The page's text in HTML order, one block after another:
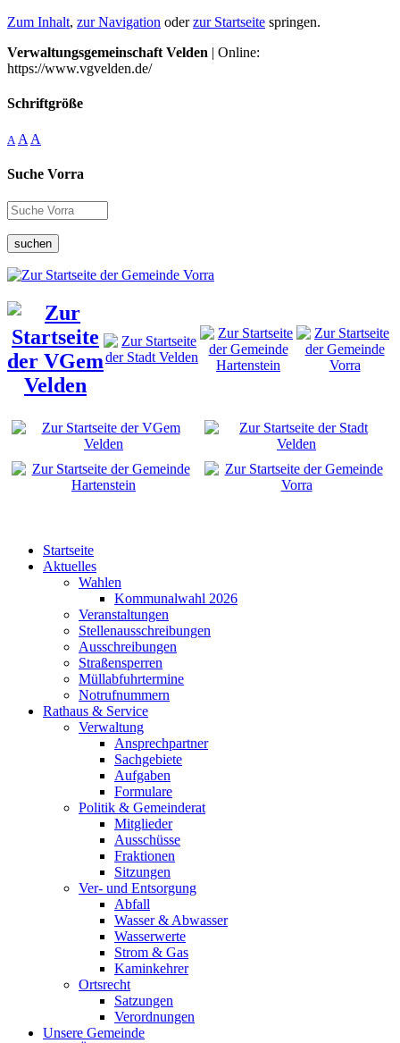
Zum Inhalt, zur Navigation oderzur Startseite springen.
Verwaltungsgemeinschaft Velden | Online:
https://www.vgvelden.de/
Schriftgröße
A A A
Suche Vorra
suchen
Startseite
Aktuelles
Wahlen
Kommunalwahl 2026
Veranstaltungen
Stellenausschreibungen
Ausschreibungen
Straßensperren
Müllabfuhrtermine
Notrufnummern
Rathaus & Service
Verwaltung
Ansprechpartner
Sachgebiete
Aufgaben
Formulare
Politik & Gemeinderat
Mitglieder
Ausschüsse
Fraktionen
Sitzungen
Ver- und Entsorgung
Abfall
Wasser & Abwasser
Wasserwerte
Strom & Gas
Kaminkehrer
Ortsrecht
Satzungen
Verordnungen
Unsere Gemeinde